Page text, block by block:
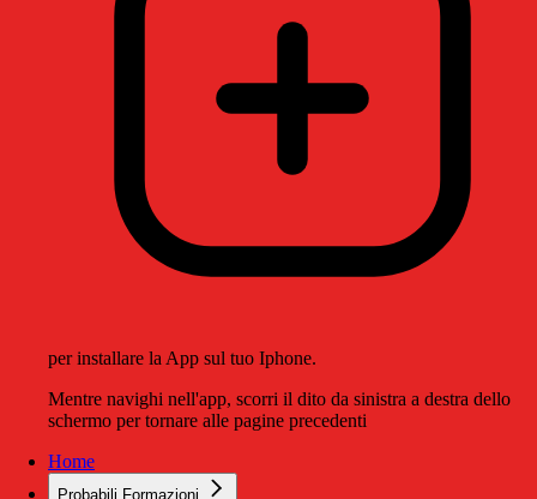
per installare la App sul tuo Iphone.
Mentre navighi nell'app, scorri il dito da sinistra a destra dello
schermo per tornare alle pagine precedenti
Home
Probabili Formazioni